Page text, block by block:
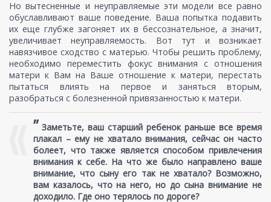
Но вытесненные и неуправляемые эти модели все равно
обуславливают ваше поведение. Ваша попытка подавить
их еще глубже загоняет их в бессознательное, а значит,
увеличивает неуправляемость. Вот тут и возникает
навязчивое сходство с матерью. Чтобы решить проблему,
необходимо переместить фокус внимания с отношения
матери к Вам на Ваше отношение к матери, перестать
пытаться влиять на первое и заняться вторым,
разобраться с болезненной привязанностью к матери.
” Заметьте, ваш старший ребенок раньше все время
плакал – ему не хватало внимания, сейчас он часто
болеет, что также является способом привлечения
внимания к себе. На что же было направлено ваше
внимание, что сыну его так не хватало? Возможно,
вам казалось, что на него, но до сына внимание не
доходило. Где оно терялось по дороге?